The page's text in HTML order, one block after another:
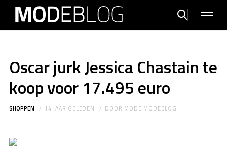
Oscar jurk Jessica Chastain te
koop voor 17.495 euro
SHOPPEN 14 JAAR GELEDEN DOOR MODE MODEBLOG